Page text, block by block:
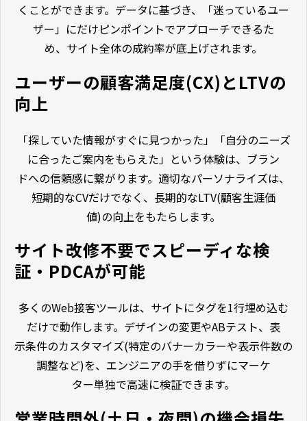
くことができます。データに基づき、「迷っているユー
ザー」にだけピンポイントでアプローチできるた
め、サイト全体の成約率が底上げされます。
ユーザーの顧客満足度(CX)とLTVの
向上
「探していた情報がすぐに見つかった」「自分のニーズ
に合ったご案内をもらえた」という体験は、ブラン
ドへの信頼感に繋がります。適切なパーソナライズは、
短期的なCVだけでなく、長期的なLTV(顧客生涯価
値)の向上をもたらします。
サイト改修不要でスピーディな検
証・PDCAが可能
多くのWeb接客ツールは、サイトにタグを1行埋め込む
だけで動作します。デザインの変更やABテスト、表
示条件のカスタマイズ(特定のバナーカラーや表示件数の
調整など)を、エンジニアの手を借りずにマーケ
ター単独で高速に検証できます。